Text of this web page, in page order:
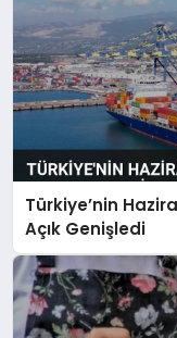
Türkiye’nin
Açık Genişledi